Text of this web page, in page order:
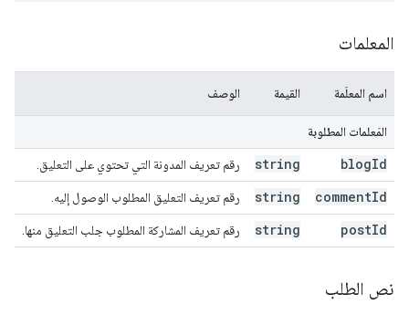
المعلمات
اسم المعلَمة القيمة الوصف
المَعلمات المطلوبة
blogId
string رقم تعريف المدونة التي تحتوي على التعليق.
commentId
string رقم تعريف التعليق المطلوب الوصول إليه.
postId
string رقم تعريف المشاركة المطلوب جلب التعليق منها.
نص الطلب